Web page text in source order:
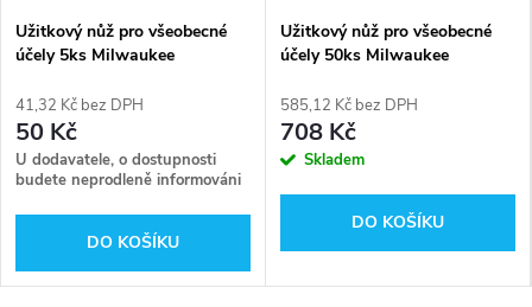
Užitkový nůž pro všeobecné
účely 5ks Milwaukee
41,32 Kč bez DPH
50 Kč
U dodavatele, o dostupnosti
budete neprodleně informováni
DO KOŠÍKU
Užitkový nůž pro všeobecné
účely 50ks Milwaukee
585,12 Kč bez DPH
708 Kč
Skladem
DO KOŠÍKU